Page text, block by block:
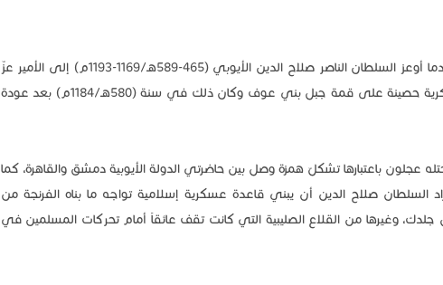
برزت الأهمية التاريخية لمنطقة عجلون في العهد الأيوبي عندما أوعز السلطان الناصر صلاح الدين الأيوبي (465-589هـ/1169-1193م) إلى الأمير عزّ
الدين أسامة الجبلي، وهو أحد قادته المميزين ببناء قلعة عسكرية حصينة على قمة جبل بني عوف وكان ذلك في سنة (580هـ/1184م) بعد عودة
عجلون باعتبارها تشكلّ همزة وصل بين حاضرتي الدولة الأيوبية دمشق والقاهرة، كما
السلطان صلاح الدين أن يبني قاعدة عسكرية إسلامية تواجه ما بناه الفرنجة من
وغيرها من القلاع الصليبية التي كانت تقف عائقاً أمام تحركات المسلمين في